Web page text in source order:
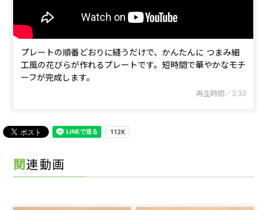
プレートの順番どおりに縫うだけで、かんたんに つまみ細
工風の花びらが作れるプレートです。短時間で華やかなモチ
ーフが完成します。­
再生時間／3:33
関連動画